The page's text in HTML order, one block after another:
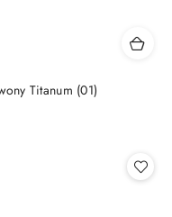
Titanum (01)